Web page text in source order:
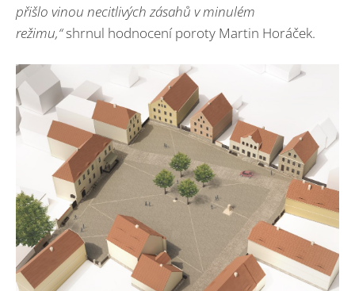
přišlo vinou necitlivých zásahů v minulém
režimu,“shrnul hodnocení poroty Martin Horáček.